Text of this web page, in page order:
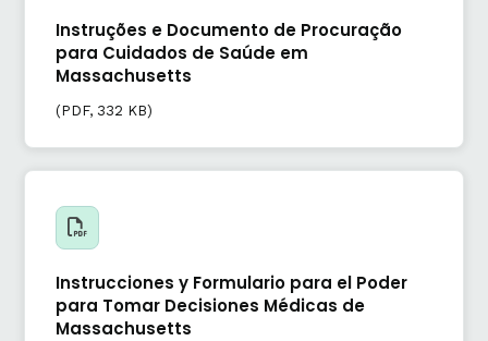
Instruções e Documento de Procuração
para Cuidados de Saúde em
Massachusetts
(PDF, 332 KB)
Instrucciones y Formulario para el Poder
para Tomar Decisiones Médicas de
Massachusetts